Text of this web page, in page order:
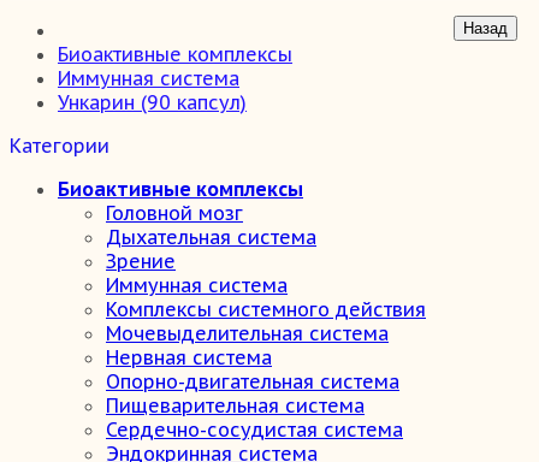
Биоактивные комплексы
Иммунная система
Ункарин (90 капсул)
Категории
Биоактивные комплексы
Головной мозг
Дыхательная система
Зрение
Иммунная система
Комплексы системного действия
Мочевыделительная система
Нервная система
Опорно-двигательная система
Пищеварительная система
Сердечно-сосудистая система
Эндокринная система